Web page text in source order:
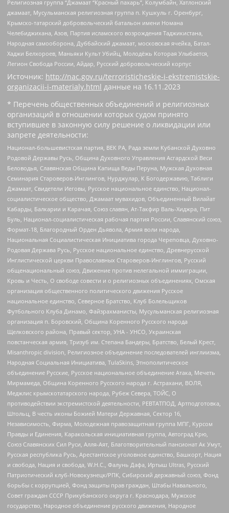
Религиозная группа “Джамаат “Красный пахарь”, Колумбайн, Хатлонский
джамаат, Мусульманская религиозная группа п. Кушкуль г. Оренбург,
Крымско-татарский добровольческий батальон имени Номана
Челебиджихана, Азов, Партия исламского возрождения Таджикистана,
Народная самооборона, Дуббайский джамаат, московская ячейка, Батал-
Хаджи Белхороев, Маньяки Культ Убийц, Молодёжь Которая Улыбается,
Легион Свобода России, Айдар, Русский добровольческий корпус
Источник: http://nac.gov.ru/terroristicheskie-i-ekstremistskie-
organizacii-i-materialy.html данные на 16.11.2023
* Перечень общественных объединений и религиозных
организаций в отношении которых судом принято
вступившее в законную силу решение о ликвидации или
запрете деятельности:
Национал-большевистская партия, ВЕК РА, Рада земли Кубанской Духовно
Родовой Державы Русь, Община Духовного Управления Асгардской Веси
Беловодья, Славянская Община Капища Веды Перуна, Мужская Духовная
Семинария Староверов-Инглингов, Нурджулар, К Богодержавию, Таблиги
Джамаат, Свидетели Иеговы, Русское национальное единство, Национал-
социалистическое общество, Джамаат мувахидов, Объединенный Вилайат
Кабарды, Балкарии и Карачая, Союз славян, Ат-Такфир Валь-Хиджра, Пит
Буль, Национал-социалистическая рабочая партия России, Славянский союз,
Формат-18, Благородный Орден Дьявола, Армия воли народа,
Национальная Социалистическая Инициатива города Череповца, Духовно-
Родовая Держава Русь, Русское национальное единство, Древнерусской
Инглистической церкви Православных Староверов-Инглингов, Русский
общенациональный союз, Движение против нелегальной иммиграции,
Кровь и Честь, О свободе совести и о религиозных объединениях, Омская
организация общественного политического движения Русское
национальное единство, Северное Братство, Клуб Болельщиков
Футбольного Клуба Динамо, Файзрахманисты, Мусульманская религиозная
организация п. Боровский, Община Коренного Русского народа
Щелковского района, Правый сектор, УНА - УНСО, Украинская
повстанческая армия, Тризуб им. Степана Бандеры, Братство, Белый Крест,
Misanthropic division, Религиозное объединение последователей инглиизма,
Народная Социальная Инициатива, TulaSkins, Этнополитическое
объединение Русские, Русское национальное объединение Атака, Мечеть
Мирмамеда, Община Коренного Русского народа г. Астрахани, ВОЛЯ,
Меджлис крымскотатарского народа, Рубеж Севера, ТОЙС, О
противодействии экстремистской деятельности, РЕВТАТПОД, Артподготовка,
Штольц, В честь иконы Божией Матери Державная, Сектор 16,
Независимость, Фирма, Молодежная правозащитная группа МПГ, Курсом
Правды и Единения, Каракольская инициативная группа, Автоград Крю,
Союз Славянских Сил Руси, Алля-Аят, Благотворительный пансионат Ак Умут,
Русская республика Русь, Арестантское уголовное единство, Башкорт, Нация
и свобода, Нация и свобода, W.H.С., Фалунь Дафа, Иртыш Ultras, Русский
Патриотический клуб-Новокузнецк/РПК, Сибирский державный союз, Фонд
борьбы с коррупцией, Фонд защиты прав граждан, Штабы Навального,
Совет граждан СССР Прикубанского округа г. Краснодара, Мужское
государство, Народное объединение русского движения, Народное